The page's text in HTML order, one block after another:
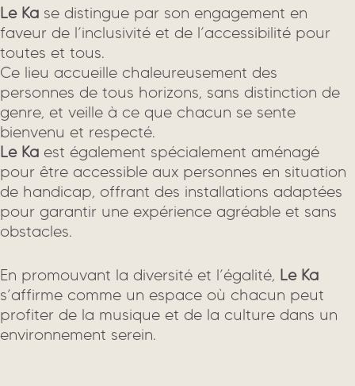
Le Ka se distingue par son engagement en
faveur de l’inclusivité et de l’accessibilité pour
toutes et tous.
Ce lieu accueille chaleureusement des
personnes de tous horizons, sans distinction de
genre, et veille à ce que chacun se sente
bienvenu et respecté.
Le Ka est également spécialement aménagé
pour être accessible aux personnes en situation
de handicap, offrant des installations adaptées
pour garantir une expérience agréable et sans
obstacles.
En promouvant la diversité et l’égalité, Le Ka
s’affirme comme un espace où chacun peut
profiter de la musique et de la culture dans un
environnement serein.